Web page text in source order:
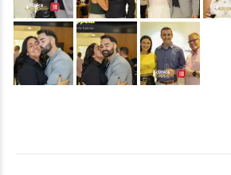
&nbsp; &nbsp; &nbsp;